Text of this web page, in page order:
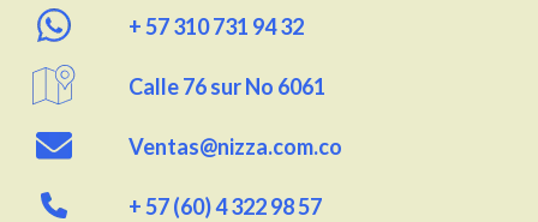
+ 57 310 731 94 32
Calle 76 sur No 6061
Ventas@nizza.com.co
+ 57(60) 4 322 98 57